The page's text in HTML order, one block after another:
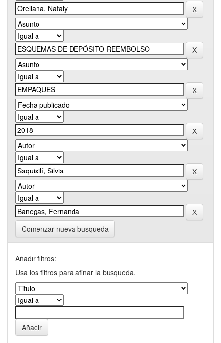
Comenzar nueva busqueda
Añadir filtros:
Usa los filtros para afinar la busqueda.